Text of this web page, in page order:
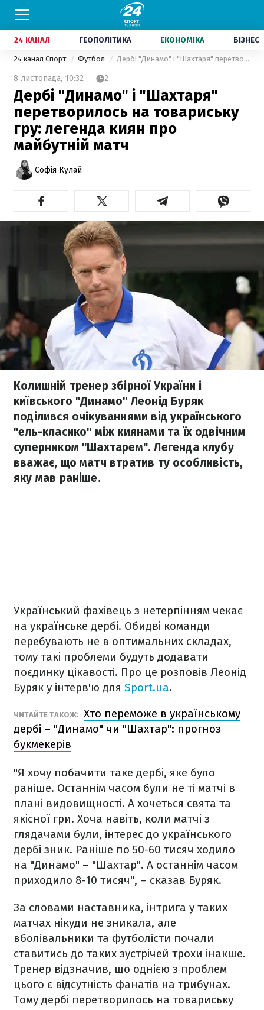
24 КАНАЛ ГЕОПОЛІТИКА ЕКОНОМІКА БІЗНЕС
24 канал Спорт Футбол Дербі "Динамо" і "Шахтаря" перетворилось на товариську гру: легенда киян про майбутній матч
8 листопада, 10:32 2
Дербі "Динамо" і "Шахтаря"
перетворилось на товариську
гру: легенда киян про
майбутній матч
Софія Кулай
Колишній тренер збірної України і
київського "Динамо" Леонід Буряк
поділився очікуваннями від українського
"ель-класико" між киянами та їх одвічним
суперником "Шахтарем". Легенда клубу
вважає, що матч втратив ту особливість,
яку мав раніше.
Український фахівець з нетерпінням чекає
на українське дербі. Обидві команди
перебувають не в оптимальних складах,
тому такі проблеми будуть додавати
поєдинку цікавості. Про це розповів Леонід
Буряк у інтерв'ю для Sport.ua.
ЧИТАЙТЕ ТАКОЖ: Хто переможе в українському
дербі – "Динамо" чи "Шахтар": прогноз
букмекерів
"Я хочу побачити таке дербі, яке було
раніше. Останнім часом були не ті матчі в
плані видовищності. А хочеться свята та
якісної гри. Хоча навіть, коли матчі з
глядачами були, інтерес до українського
дербі зник. Раніше по 50-60 тисяч ходило
на "Динамо" – "Шахтар". А останнім часом
приходило 8-10 тисяч", – сказав Буряк.
За словами наставника, інтрига у таких
матчах нікуди не зникала, але
вболівальники та футболісти почали
ставитись до таких зустрічей трохи інакше.
Тренер відзначив, що однією з проблем
цього є відсутність фанатів на трибунах.
Тому дербі перетворилось на товариську